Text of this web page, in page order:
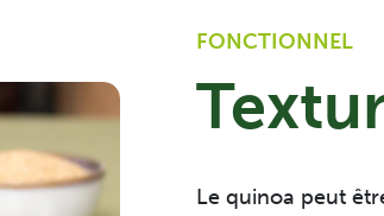
FONCTIONNEL
Le quinoa peut